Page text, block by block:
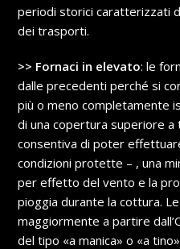
periodi storici caratterizzati
dei trasporti.
>> Fornaci in elevato: le
dalle precedenti perché si
più o meno completamente
di una copertura superiore
consentiva di poter
condizioni protette – , una
per effetto del vento e la
pioggia durante la cottura.
maggiormente a partire
del tipo «a manica» o «a